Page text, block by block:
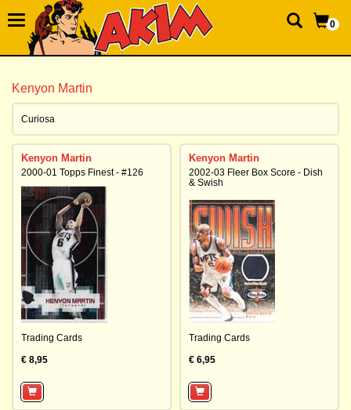
0
Kenyon Martin
Curiosa
Kenyon Martin
2000-01 Topps Finest - #126
Trading Cards
€ 8,95
Kenyon Martin
2002-03 Fleer Box Score - Dish
& Swish
Trading Cards
€ 6,95